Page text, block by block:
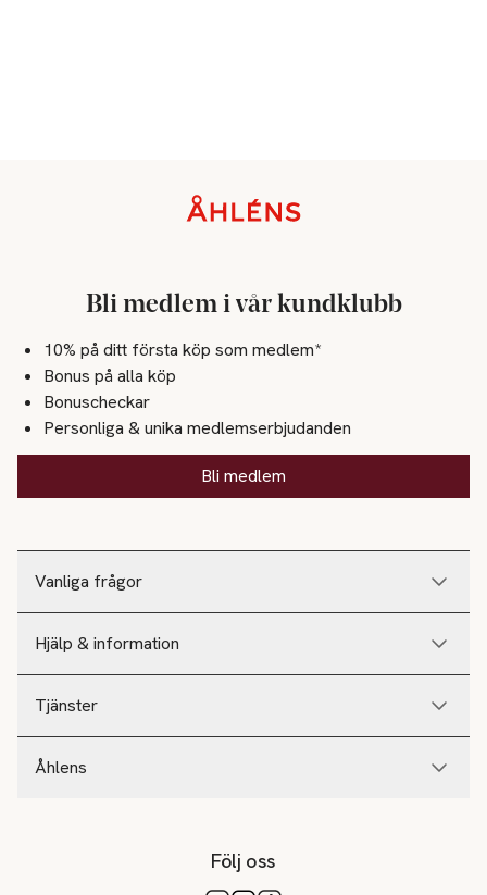
Vanliga frågor
Hjälp & information
Tjänster
Åhlens
Bli medlem i vår kundklubb
10% på ditt första köp som medlem*
Bonus på alla köp
Bonuscheckar
Personliga & unika medlemserbjudanden
Bli medlem
Följ oss